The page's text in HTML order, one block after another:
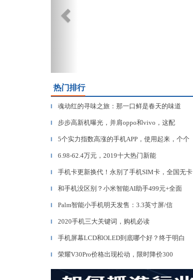
热门排行
▎ 魂动红的寻味之旅：那一口鲜是春天的味道
▎ 步步高新机曝光，并肩oppo和vivo，这配
▎ 5个实力指数高涨的手机APP，使用起来，个个
▎ 6.98-62.4万元，2019十大热门新能
▎ 手机卡更新换代！永别了手机SIM卡，全国无卡
▎ 和手机没区别？小米智能AI助手499元+全面
▎ Palm智能小手机明天发售：3.3英寸屏/信
▎ 2020手机三大关键词，购机必读
▎ 手机屏幕LCD和OLED到底哪个好？终于明白
▎ 荣耀V30Pro价格出现松动，限时降价300